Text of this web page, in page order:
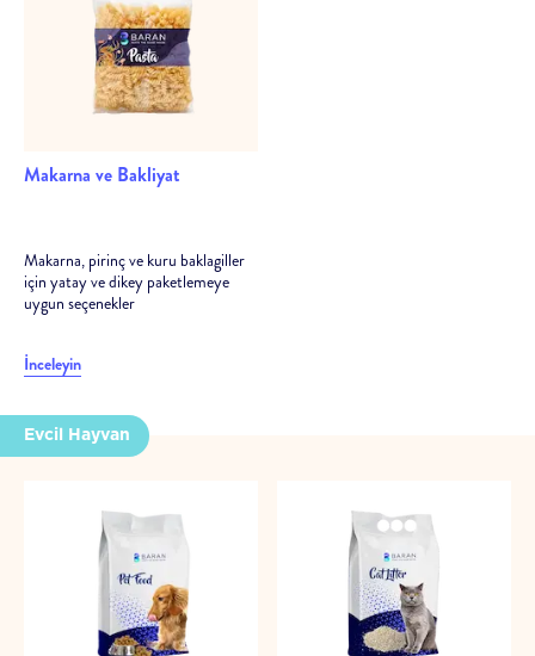
Makarna ve Bakliyat
Makarna, pirinç ve kuru baklagiller
için yatay ve dikey paketlemeye
uygun seçenekler
İnceleyin
Evcil Hayvan